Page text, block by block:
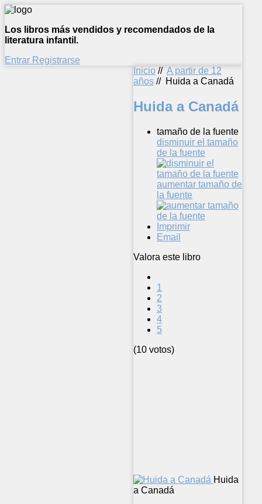
Los libros más vendidos y recomendados de la
literatura infantil.
Entrar Registrarse
Inicio // A partir de 12
años // Huida a Canadá
Huida a Canadá
tamaño de la fuente
disminuir el tamaño
de la fuente
aumentar tamaño de
la fuente
Imprimir
Email
Valora este libro
1
2
3
4
5
(10 votos)
Huida
a Canadá